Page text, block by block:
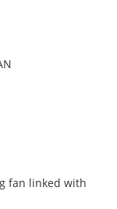
fan linked with